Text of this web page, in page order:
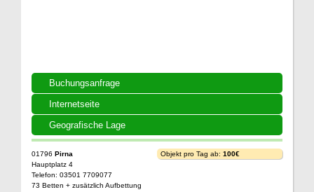
Buchungsanfrage
Internetseite
Geografische Lage
01796 Pirna
Hauptplatz 4
Telefon: 03501 7709077
73 Betten + zusätzlich Aufbettung
Objekt pro Tag ab: 100€